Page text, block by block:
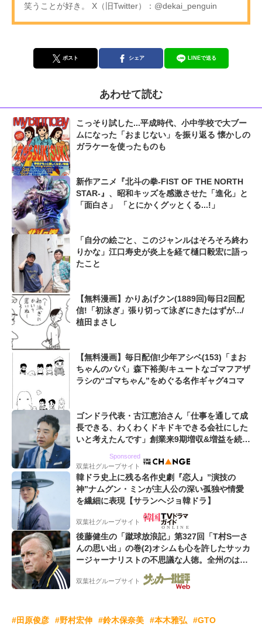
笑うことが好き。 X（旧Twitter）：@dekai_penguin
ポスト シェア LINEで送る
あわせて読む
こっそり試した...平成時代、小中学校で大ブー
ムになった「おまじない」を振り返る 懐かしの
ガラケーを使ったものも
新作アニメ『北斗の拳‐FIST OF THE NORTH
STAR‐』、昭和キッズを感激させた「進化」と
「面白さ」 「とにかくグッとくる...!」
「自分の絵ごと、このジャンルはそろそろ終わ
りかな」江口寿史が炎上を経て樋口毅宏に語っ
たこと
【無料漫画】かりあげクン(1889回)毎日2回配
信!「初泳ぎ」張り切って泳ぎにきたはずが.../
植田まさし
【無料漫画】毎日配信!少年アシベ(153)「まお
ちゃんのパパ」森下裕美/キュートなゴマフアザ
ラシの“ゴマちゃん”をめぐる名作ギャグ4コマ
ゴンドラ代表・古江恵治さん「仕事を通して成
長できる、わくわくドキドキできる会社にした
いと考えたんです」創業来9期増収&増益を続け
Sponsored
双葉社グループサイト
韓ドラ史上に残る名作史劇『恋人』”演技の
神”ナムグン・ミンが主人公の深い孤独や情愛
を繊細に表現【サランヘジョ韓ドラ】
双葉社グループサイト
後藤健生の「蹴球放浪記」第327回「T村S一さ
んの思い出」の巻(2)オシムも心を許したサッカ
ージャーナリストの不思議な人徳。全州のはず
が原州へ? 愛すべき男の“大迷子”伝説
双葉社グループサイト
#田原俊彦 #野村宏伸 #鈴木保奈美 #本木雅弘 #GTO